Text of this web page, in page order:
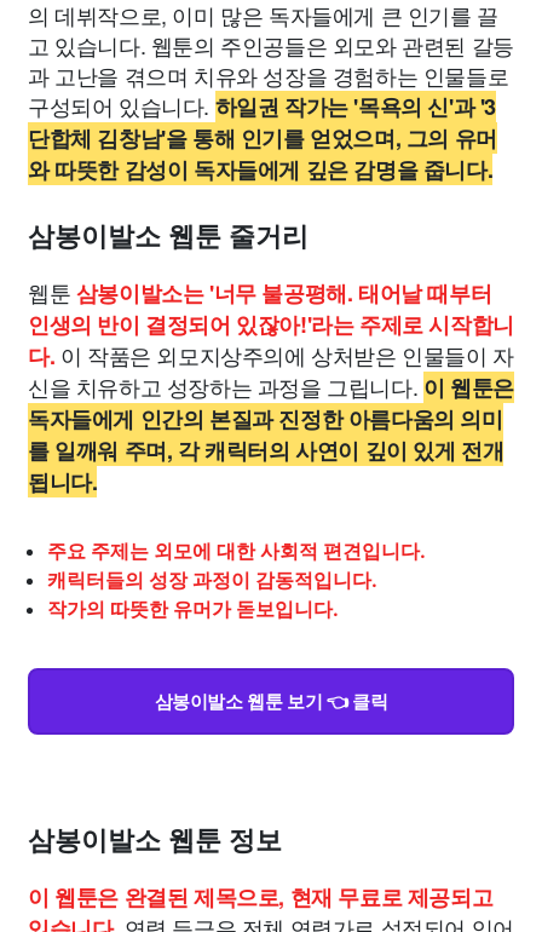
의 데뷔작으로, 이미 많은 독자들에게 큰 인기를 끌
고 있습니다. 웹툰의 주인공들은 외모와 관련된 갈등
과 고난을 겪으며 치유와 성장을 경험하는 인물들로
구성되어 있습니다. 하일권 작가는 '목욕의 신'과 '3
단합체 김창남'을 통해 인기를 얻었으며, 그의 유머
와 따뜻한 감성이 독자들에게 깊은 감명을 줍니다.
삼봉이발소 웹툰 줄거리
웹툰삼봉이발소는 '너무 불공평해. 태어날 때부터
인생의 반이 결정되어 있잖아!'라는 주제로 시작합니
다. 이 작품은 외모지상주의에 상처받은 인물들이 자
신을 치유하고 성장하는 과정을 그립니다. 이 웹툰은
독자들에게 인간의 본질과 진정한 아름다움의 의미
를 일깨워 주며, 각 캐릭터의 사연이 깊이 있게 전개
됩니다.
주요 주제는 외모에 대한 사회적 편견입니다.
캐릭터들의 성장 과정이 감동적입니다.
작가의 따뜻한 유머가 돋보입니다.
삼봉이발소 웹툰 보기 👈 클릭
삼봉이발소 웹툰 정보
이 웹툰은 완결된 제목으로, 현재 무료로 제공되고